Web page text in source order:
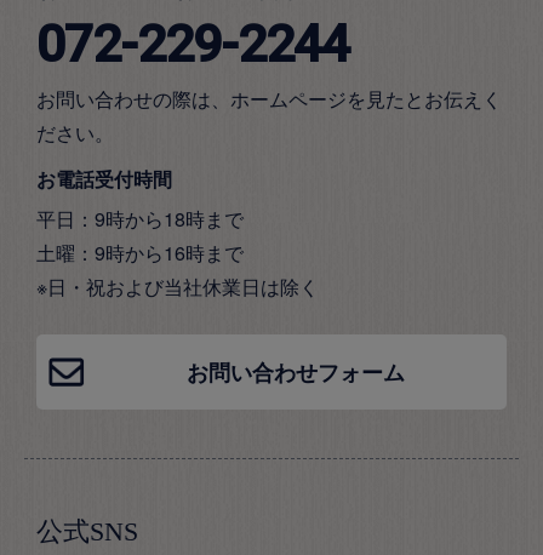
072-229-2244
お問い合わせの際は、ホームページを見たとお伝えく
ださい。
お電話受付時間
平日：9時から18時まで
土曜：9時から16時まで
※日・祝および当社休業日は除く
お問い合わせフォーム
公式SNS